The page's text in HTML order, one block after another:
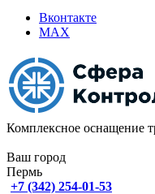
Вконтакте
MAX
Комплексное оснащение
Ваш город
Пермь
+7 (342) 254-01-53